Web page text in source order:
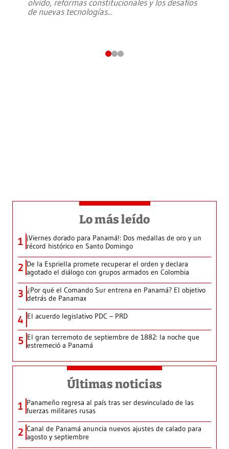
olvido, reformas constitucionales y los desafíos
de nuevas tecnologías...
Lo más leído
1 ¡Viernes dorado para Panamá!: Dos medallas de oro y un
récord histórico en Santo Domingo
2 De la Espriella promete recuperar el orden y declara
agotado el diálogo con grupos armados en Colombia
3 ¿Por qué el Comando Sur entrena en Panamá? El objetivo
detrás de Panamax
4 El acuerdo legislativo PDC – PRD
5 El gran terremoto de septiembre de 1882: la noche que
estremeció a Panamá
Últimas noticias
1 Panameño regresa al país tras ser desvinculado de las
fuerzas militares rusas
2 Canal de Panamá anuncia nuevos ajustes de calado para
agosto y septiembre